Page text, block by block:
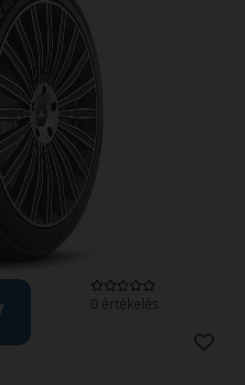
0 értékelés